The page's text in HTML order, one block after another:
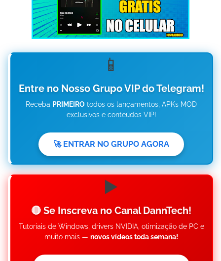
📱
Entre no Nosso Grupo VIP do Telegram!
Receba PRIMEIRO todos os lançamentos, APKs MOD
exclusivos e conteúdos VIP!
🚀 ENTRAR NO GRUPO AGORA
▶️
🔴 Se Inscreva no Canal DannTech!
Tutoriais de Windows, drivers NVIDIA, otimização de PC e
muito mais — novos vídeos toda semana!